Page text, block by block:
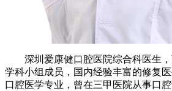
深圳爱康健口腔医院综合科医生，
学科小组成员，国内经验丰富的修复
口腔医学专业，曾在三甲医院从事口